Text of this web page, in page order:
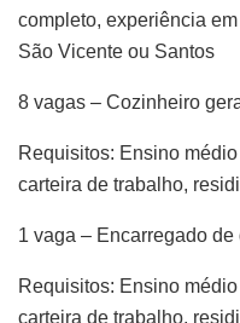
completo, experiência
São Vicente ou Santos
8 vagas – Cozinheiro
Requisitos: Ensino
carteira de trabalho,
1 vaga – Encarregado
Requisitos: Ensino
carteira de trabalho,